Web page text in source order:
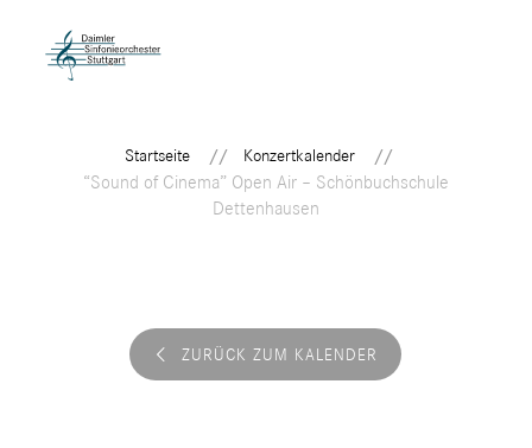
Startseite Konzertkalender
“Sound of Cinema” Open Air – Schönbuchschule
Dettenhausen
ZURÜCK ZUM KALENDER